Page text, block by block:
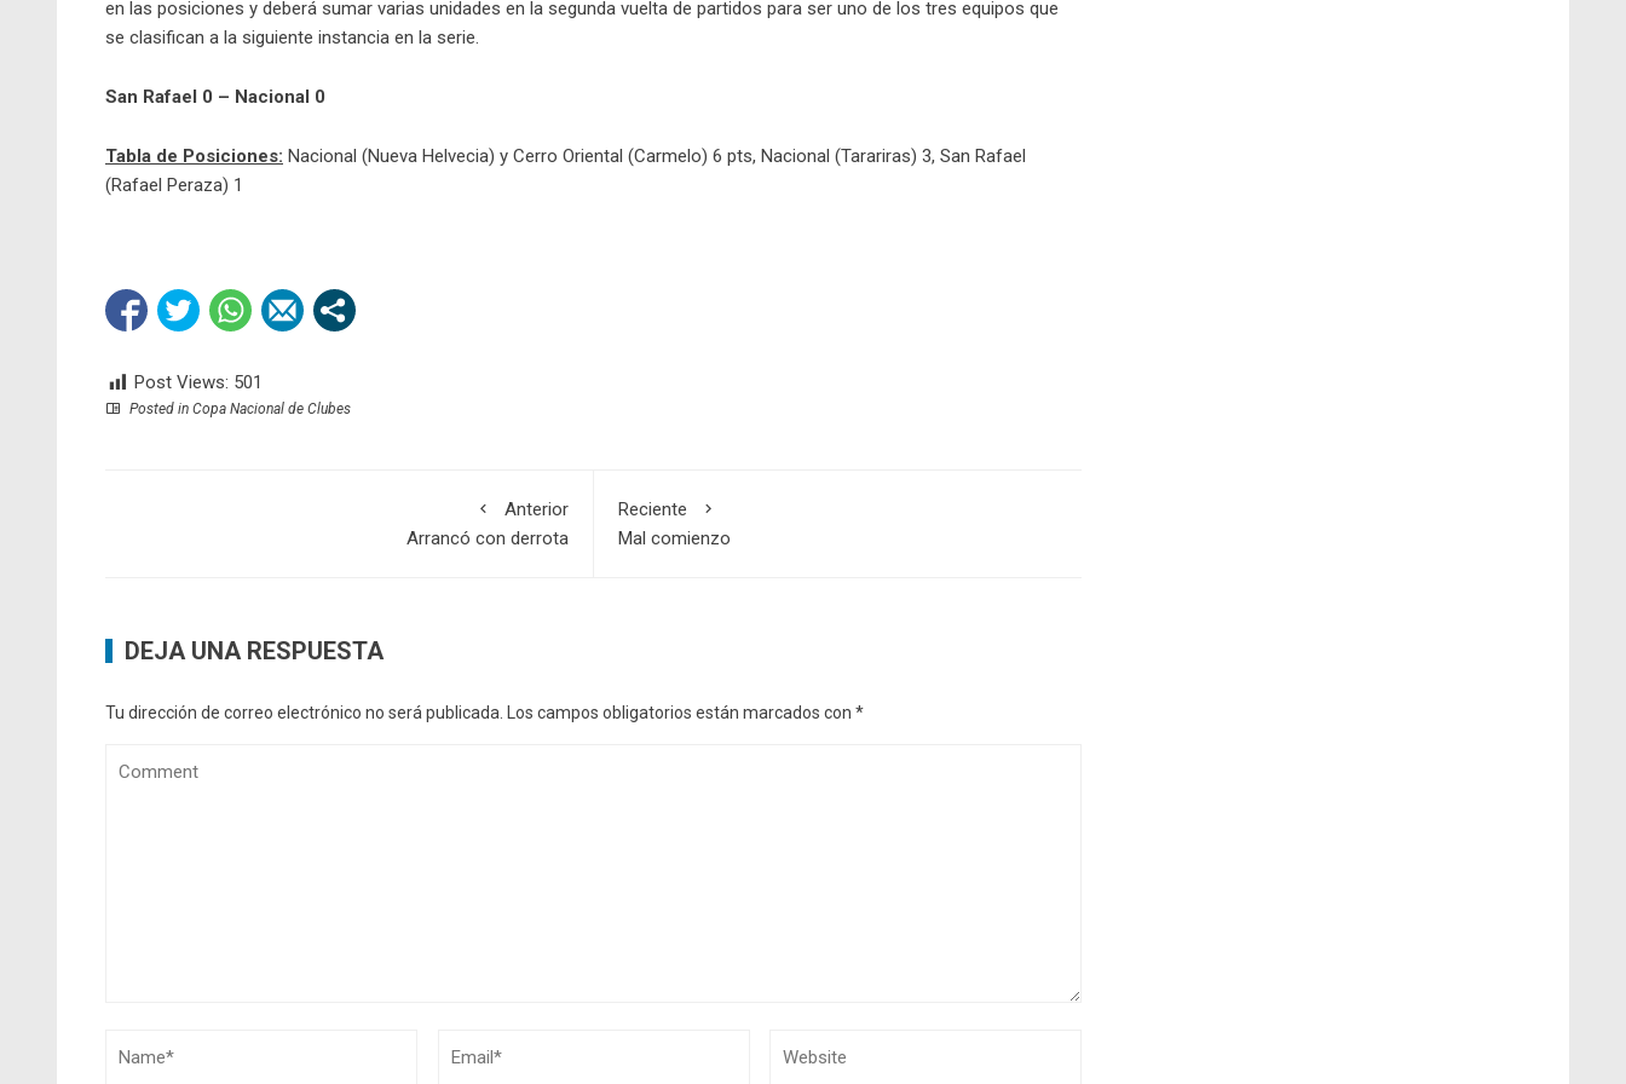
en las posiciones y deberá sumar varias unidades en la segunda vuelta de partidos para ser uno de los tres equipos que
se clasifican a la siguiente instancia en la serie.
San Rafael 0 – Nacional 0
Tabla de Posiciones: Nacional (Nueva Helvecia) y Cerro Oriental (Carmelo) 6 pts, Nacional (Tarariras) 3, San Rafael
(Rafael Peraza) 1
Post Views: 501
Posted in Copa Nacional de Clubes
Anterior
Arrancó con derrota
Reciente
Mal comienzo
DEJA UNA RESPUESTA
Tu dirección de correo electrónico no será publicada. Los campos obligatorios están marcados con *